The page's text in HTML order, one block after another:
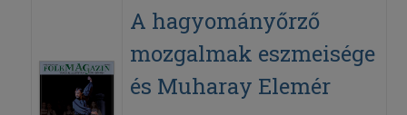
A hagyományőrző
mozgalmak eszmeisége
és Muharay Elemér